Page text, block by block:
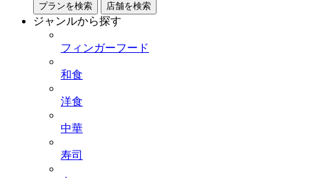
プランを検索 店舗を検索
ジャンルから探す
フィンガーフード
和食
洋食
中華
寿司